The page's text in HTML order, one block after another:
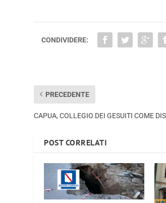
CONDIVIDERE:
PRECEDENTE
CAPUA, COLLEGIO DEI GESUITI COME
POST CORRELATI